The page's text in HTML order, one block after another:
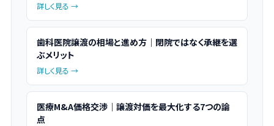
詳しく見る →
歯科医院譲渡の相場と進め方｜閉院ではなく承継を選
ぶメリット
詳しく見る →
医療M&A価格交渉｜譲渡対価を最大化する7つの論
点